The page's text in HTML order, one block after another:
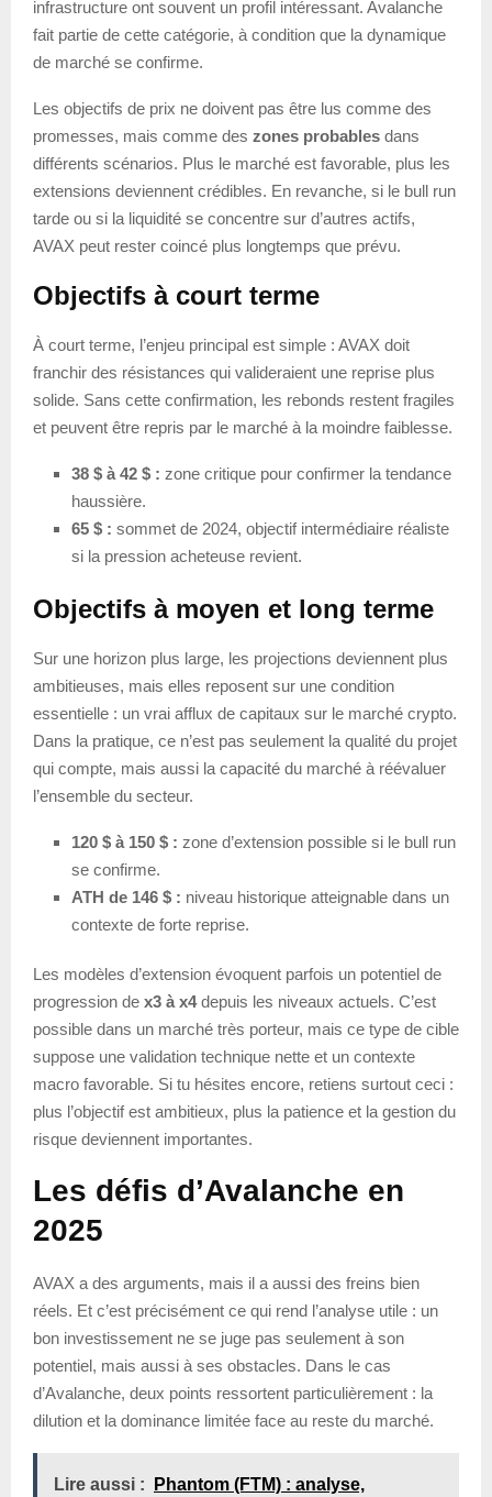
infrastructure ont souvent un profil intéressant. Avalanche
fait partie de cette catégorie, à condition que la dynamique
de marché se confirme.
Les objectifs de prix ne doivent pas être lus comme des
promesses, mais comme des zones probables dans
différents scénarios. Plus le marché est favorable, plus les
extensions deviennent crédibles. En revanche, si le bull run
tarde ou si la liquidité se concentre sur d’autres actifs,
AVAX peut rester coincé plus longtemps que prévu.
Objectifs à court terme
À court terme, l’enjeu principal est simple : AVAX doit
franchir des résistances qui valideraient une reprise plus
solide. Sans cette confirmation, les rebonds restent fragiles
et peuvent être repris par le marché à la moindre faiblesse.
38 $ à 42 $ : zone critique pour confirmer la tendance
haussière.
65 $ : sommet de 2024, objectif intermédiaire réaliste
si la pression acheteuse revient.
Objectifs à moyen et long terme
Sur une horizon plus large, les projections deviennent plus
ambitieuses, mais elles reposent sur une condition
essentielle : un vrai afflux de capitaux sur le marché crypto.
Dans la pratique, ce n’est pas seulement la qualité du projet
qui compte, mais aussi la capacité du marché à réévaluer
l’ensemble du secteur.
120 $ à 150 $ : zone d’extension possible si le bull run
se confirme.
ATH de 146 $ : niveau historique atteignable dans un
contexte de forte reprise.
Les modèles d’extension évoquent parfois un potentiel de
progression de x3 à x4depuis les niveaux actuels. C’est
possible dans un marché très porteur, mais ce type de cible
suppose une validation technique nette et un contexte
macro favorable. Si tu hésites encore, retiens surtout ceci :
plus l’objectif est ambitieux, plus la patience et la gestion du
risque deviennent importantes.
Les défis d’Avalanche en
2025
AVAX a des arguments, mais il a aussi des freins bien
réels. Et c’est précisément ce qui rend l’analyse utile : un
bon investissement ne se juge pas seulement à son
potentiel, mais aussi à ses obstacles. Dans le cas
d’Avalanche, deux points ressortent particulièrement : la
dilution et la dominance limitée face au reste du marché.
Lire aussi :
Phantom (FTM) : analyse,